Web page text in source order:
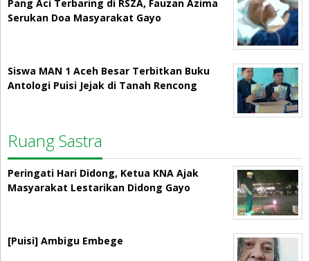
Pang Aci Terbaring di RSZA, Fauzan Azima
Serukan Doa Masyarakat Gayo
Siswa MAN 1 Aceh Besar Terbitkan Buku
Antologi Puisi Jejak di Tanah Rencong
Ruang Sastra
Peringati Hari Didong, Ketua KNA Ajak
Masyarakat Lestarikan Didong Gayo
[Puisi] Ambigu Embege